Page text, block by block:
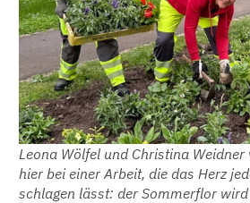
Leona Wölfel und Christina
hier bei einer Arbeit, die das Herz
schlagen lässt: der Sommerflor